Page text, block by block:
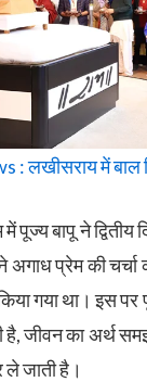
: लखीसराय में
पूज्य बापू ने द्वितीय
अगाध प्रेम की
गया था। इस
है, जीवन का अर्थ
जाती है।